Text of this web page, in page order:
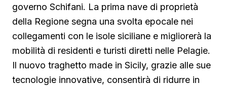
governo Schifani. La prima nave di proprietà
della Regione segna una svolta epocale nei
collegamenti con le isole siciliane e migliorerà la
mobilità di residenti e turisti diretti nelle Pelagie.
Il nuovo traghetto made in Sicily, grazie alle sue
tecnologie innovative, consentirà di ridurre in